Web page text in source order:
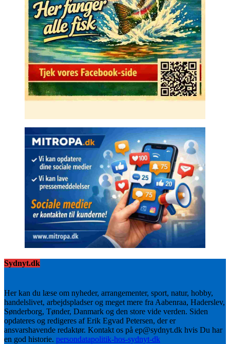
Sydnyt.dk
Her kan du læse om nyheder, arrangementer, sport, natur, hobby,
handelslivet, arbejdspladser og meget mere fra Aabenraa, Haderslev,
Sønderborg, Tønder, Danmark og den store vide verden. Siden
opdateres og redigeres af Erik Egvad Petersen, der er
ansvarshavende redaktør. Kontakt os på ep@sydnyt.dk hvis Du har
en god historie. persondatapolitik-hos-sydnyt-dk